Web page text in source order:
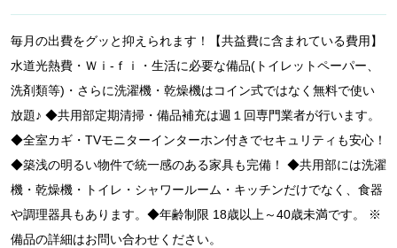
毎月の出費をグッと抑えられます！【共益費に含まれている費用】
水道光熱費・Ｗｉ-ｆｉ・生活に必要な備品(トイレットペーパー、
洗剤類等)・さらに洗濯機・乾燥機はコイン式ではなく無料で使い
放題♪ ◆共用部定期清掃・備品補充は週１回専門業者が行います。
◆全室カギ・TVモニターインターホン付きでセキュリティも安心！
◆築浅の明るい物件で統一感のある家具も完備！ ◆共用部には洗濯
機・乾燥機・トイレ・シャワールーム・キッチンだけでなく、食器
や調理器具もあります。◆年齢制限 18歳以上～40歳未満です。 ※
備品の詳細はお問い合わせください。